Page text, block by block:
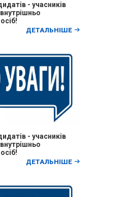
- учасників
ДЕТАЛЬНІШЕ
- учасників
ДЕТАЛЬНІШЕ